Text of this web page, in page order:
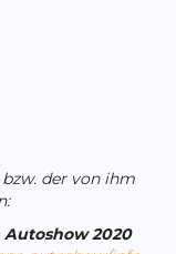
der von ihm
Autoshow 2020